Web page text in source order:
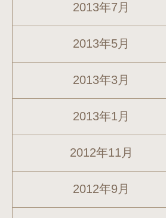
2013年7月
2013年5月
2013年3月
2013年1月
2012年11月
2012年9月